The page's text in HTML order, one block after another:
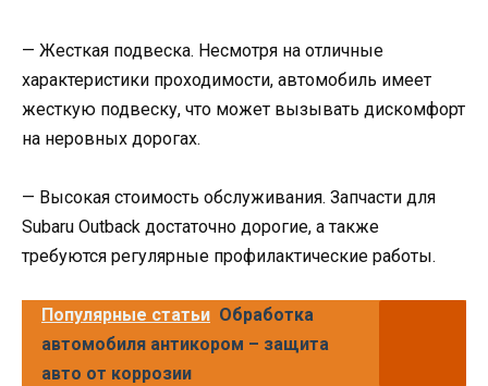
— Жесткая подвеска. Несмотря на отличные
характеристики проходимости, автомобиль имеет
жесткую подвеску, что может вызывать дискомфорт
на неровных дорогах.
— Высокая стоимость обслуживания. Запчасти для
Subaru Outback достаточно дорогие, а также
требуются регулярные профилактические работы.
Популярные статьи Обработка
автомобиля антикором – защита
авто от коррозии